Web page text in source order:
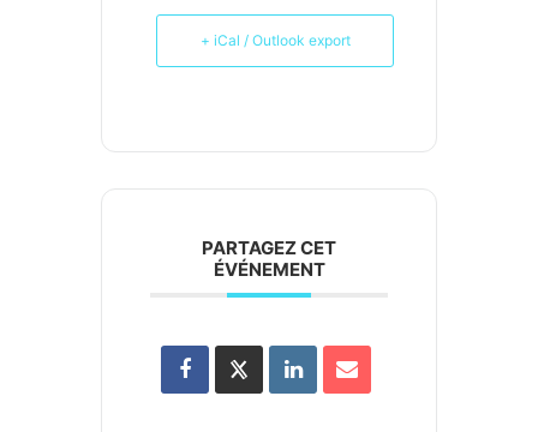
+ iCal / Outlook export
PARTAGEZ CET
ÉVÉNEMENT